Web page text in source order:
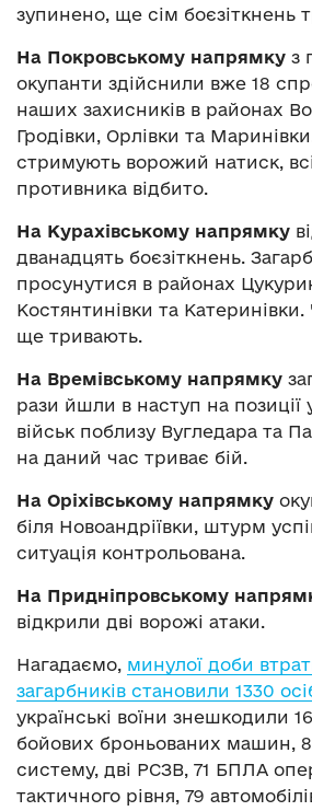
зупинено, ще сім боєзіткнень
На Покровському напрямку з
окупанти здійснили вже 18
наших захисників в районах
Гродівки, Орлівки та
стримують ворожий натиск,
противника відбито.
На Курахівському напрямку
дванадцять боєзіткнень.
просунутися в районах
Костянтинівки та
ще тривають.
На Времівському напрямку
рази йшли в наступ на позиції
військ поблизу Вугледара та
на даний час триває бій.
На Оріхівському напрямку
біля Новоандріївки, штурм
ситуація контрольована.
На Придніпровському
відкрили дві ворожі атаки.
Нагадаємо, минулої доби
загарбників становили 1330
українські воїни знешкодили
бойових броньованих машин,
систему, дві РСЗВ, 71 БПЛА
тактичного рівня, 79